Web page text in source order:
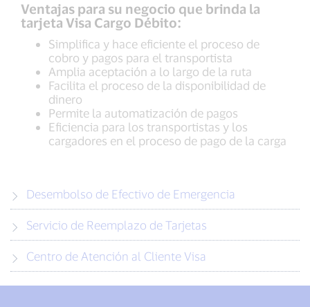
Ventajas para su negocio que brinda la
tarjeta Visa Cargo Débito:
Simplifica y hace eficiente el proceso de
cobro y pagos para el transportista
Amplia aceptación a lo largo de la ruta
Facilita el proceso de la disponibilidad de
dinero
Permite la automatización de pagos
Eficiencia para los transportistas y los
cargadores en el proceso de pago de la carga
Desembolso de Efectivo de Emergencia
Servicio de Reemplazo de Tarjetas
Centro de Atención al Cliente Visa